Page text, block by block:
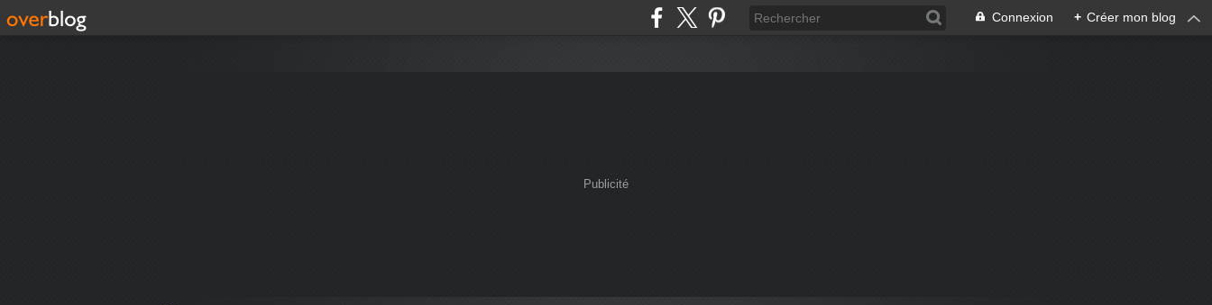
Connexion + Créer mon blog
Publicité